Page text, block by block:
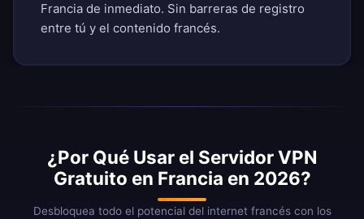
Francia de inmediato. Sin barreras de registro
entre tú y el contenido francés.
¿Por Qué Usar el Servidor VPN
Gratuito en Francia en 2026?
Desbloquea todo el potencial del internet francés con los